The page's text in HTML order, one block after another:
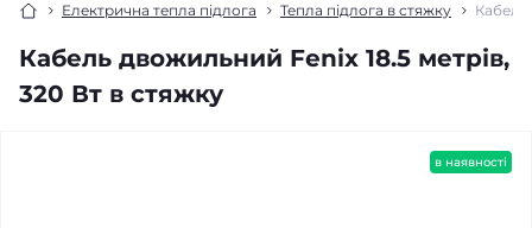
Електрична тепла підлога Тепла підлога в стяжку Кабель
Кабель двожильний Fenix 18.5 метрів,
320 Вт в стяжку
в наявності